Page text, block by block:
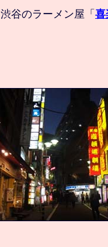
谷のラーメン屋「 喜